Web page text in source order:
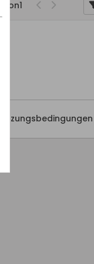
von1
Nutzungsbedingungen